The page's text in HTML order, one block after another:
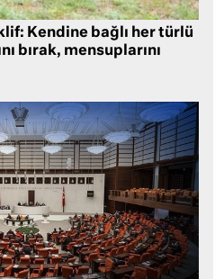
Kendine bağlı her türlü
bırak, mensuplarını